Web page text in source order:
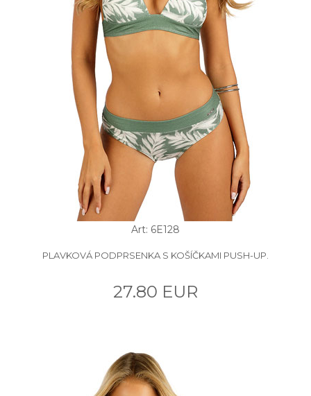
Art: 6E128
PLAVKOVÁ PODPRSENKA S KOŠÍČKAMI PUSH-UP.
27.80 EUR